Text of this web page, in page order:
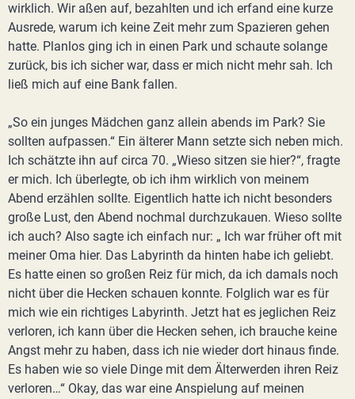
wirklich. Wir aßen auf, bezahlten und ich erfand eine kurze
Ausrede, warum ich keine Zeit mehr zum Spazieren gehen
hatte. Planlos ging ich in einen Park und schaute solange
zurück, bis ich sicher war, dass er mich nicht mehr sah. Ich
ließ mich auf eine Bank fallen.
„So ein junges Mädchen ganz allein abends im Park? Sie
sollten aufpassen.“ Ein älterer Mann setzte sich neben mich.
Ich schätzte ihn auf circa 70. „Wieso sitzen sie hier?“, fragte
er mich. Ich überlegte, ob ich ihm wirklich von meinem
Abend erzählen sollte. Eigentlich hatte ich nicht besonders
große Lust, den Abend nochmal durchzukauen. Wieso sollte
ich auch? Also sagte ich einfach nur: „ Ich war früher oft mit
meiner Oma hier. Das Labyrinth da hinten habe ich geliebt.
Es hatte einen so großen Reiz für mich, da ich damals noch
nicht über die Hecken schauen konnte. Folglich war es für
mich wie ein richtiges Labyrinth. Jetzt hat es jeglichen Reiz
verloren, ich kann über die Hecken sehen, ich brauche keine
Angst mehr zu haben, dass ich nie wieder dort hinaus finde.
Es haben wie so viele Dinge mit dem Älterwerden ihren Reiz
verloren…“ Okay, das war eine Anspielung auf meinen